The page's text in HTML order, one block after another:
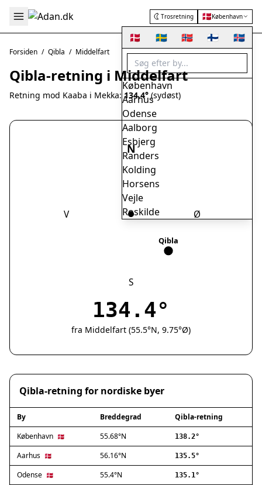
Trosretning 🇩🇰København
🇩🇰 🇸🇪 🇳🇴 🇫🇮 🇮🇸
København
Aarhus
Odense
Aalborg
Esbjerg
Randers
Kolding
Horsens
Vejle
Roskilde
Helsingør
Hørsholm
Næstved
Viborg
Køge
Holstebro
Taastrup
Sønderborg
Holbæk
Svendborg
Hjørring
Frederikshavn
Nørresundby
Forsiden / Qibla / Middelfart
Qibla-retning i Middelfart
Retning mod Kaaba i Mekka: 134.4°(sydøst)
N
Ø
S
V
Qibla
134.4°
fra Middelfart (55.5°N, 9.75°Ø)
Qibla-retning for nordiske byer
By Breddegrad
Qibla-retning
København 🇩🇰 55.68°N 138.2°
Aarhus 🇩🇰 56.16°N 135.5°
Odense 🇩🇰 55.4°N 135.1°